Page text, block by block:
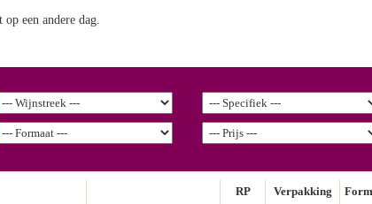
een andere dag.
RP Verpakking